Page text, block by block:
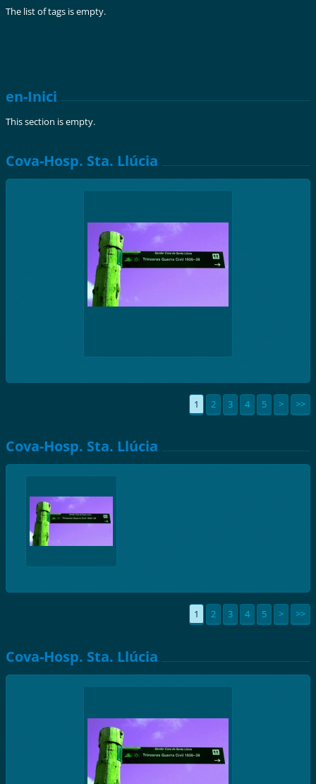
The list of tags is empty.
en-Inici
This section is empty.
Cova-Hosp. Sta. Llúcia
1 2 3 4 5 > >>
Cova-Hosp. Sta. Llúcia
1 2 3 4 5 > >>
Cova-Hosp. Sta. Llúcia